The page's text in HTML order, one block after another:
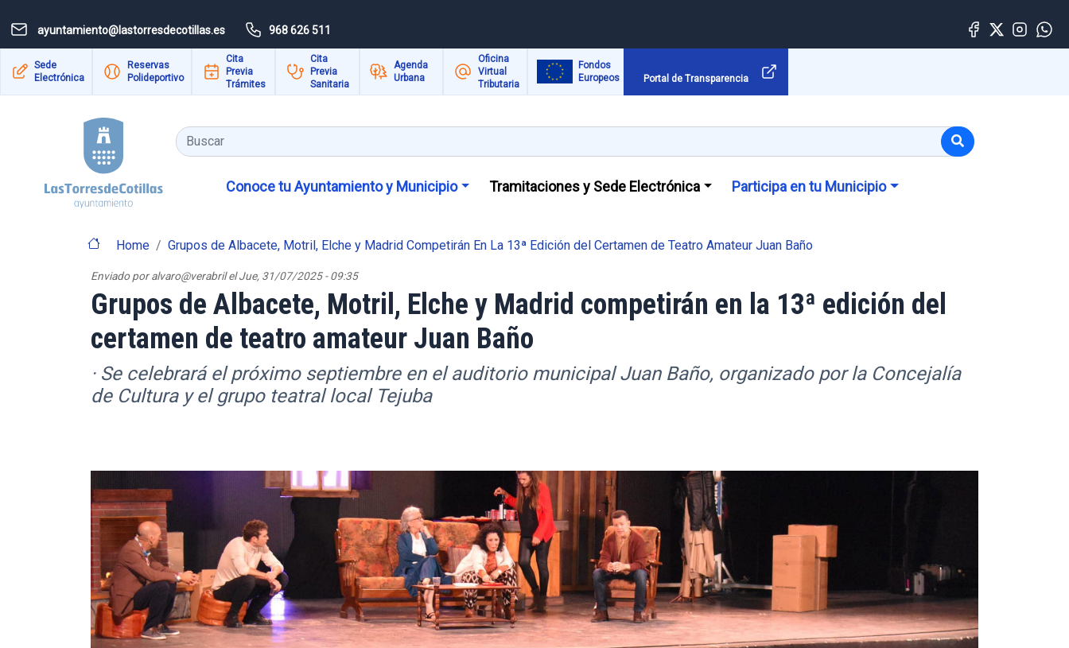
ayuntamiento@lastorresdecotillas.es 968 626 511
Sede
Electrónica
Reservas
Polideportivo
Cita
Previa
Trámites
Cita
Previa
Sanitaria
Agenda
Urbana
Oficina
Virtual
Tributaria
Fondos
Europeos
Portal de Transparencia
Buscar
Conoce tu Ayuntamiento y Municipio Tramitaciones y Sede Electrónica Participa en tu Municipio
Home Grupos de Albacete, Motril, Elche y Madrid Competirán En La 13ª Edición del Certamen de Teatro Amateur Juan Baño
Enviado poralvaro@verabril elJue, 31/07/2025 - 09:35
Grupos de Albacete, Motril, Elche y Madrid competirán en la 13ª edición del
certamen de teatro amateur Juan Baño
· Se celebrará el próximo septiembre en el auditorio municipal Juan Baño, organizado por la Concejalía
de Cultura y el grupo teatral local Tejuba